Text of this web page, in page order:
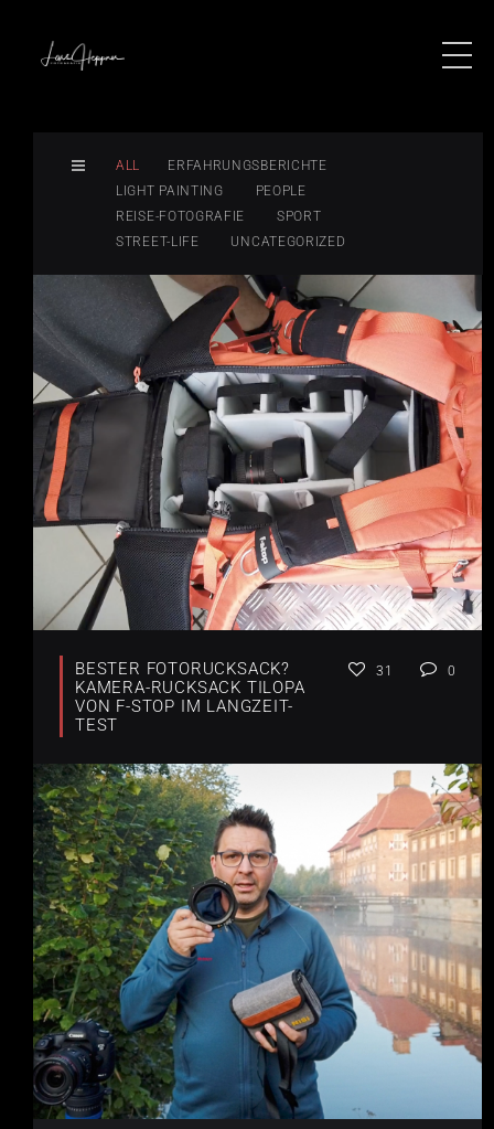
ALL
ERFAHRUNGSBERICHTE
LIGHT PAINTING
PEOPLE
REISE-FOTOGRAFIE
SPORT
STREET-LIFE
UNCATEGORIZED
BESTER FOTORUCKSACK?
KAMERA-RUCKSACK TILOPA
VON F-STOP IM LANGZEIT-
TEST
31 0